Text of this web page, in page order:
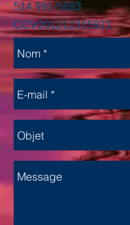
514 991-5883
CCV201212315921